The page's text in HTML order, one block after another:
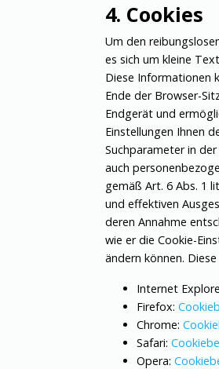
4. Cookies
Um den
es sich um kleine
Diese Informationen
Ende der Browser-
Endgerät und
Einstellungen Ihnen
Suchparameter in
auch
gemäß Art. 6 Abs. 1
und effektiven
deren Annahme
wie er die Cookie-
ändern können.
Internet
Firefox:
Chrome:
Safari:
Opera: